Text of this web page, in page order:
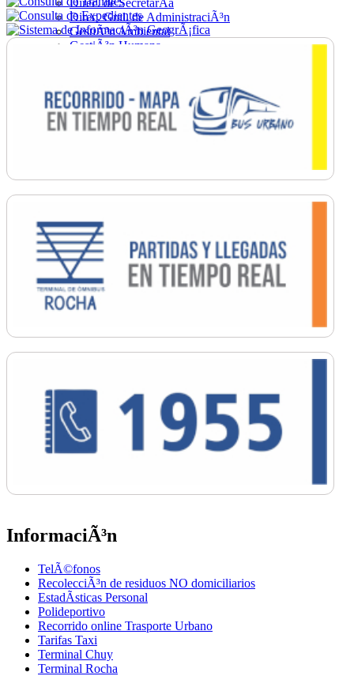
Direc. de SecretarÃ­a
Direc. Gral. de AdministraciÃ³n
GestiÃ³n Ambiental
GestiÃ³n Humana
Ordenamiento
PromociÃ³n Social
Salud
SecretarÃ­a General
InformaciÃ³n
TelÃ©fonos
RecolecciÃ³n de residuos NO domiciliarios
EstadÃ­sticas Personal
Polideportivo
Recorrido online Trasporte Urbano
Tarifas Taxi
Terminal Chuy
Terminal Rocha